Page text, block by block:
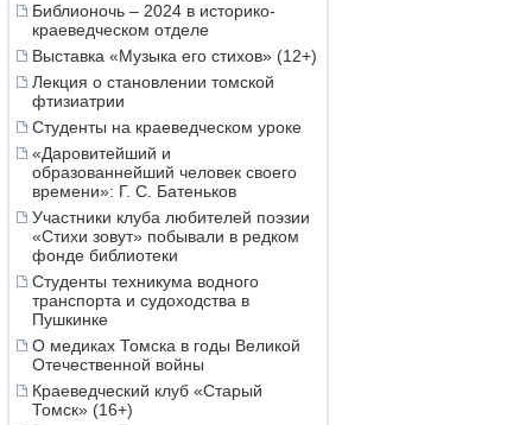
Библионочь – 2024 в историко-
краеведческом отделе
Выставка «Музыка его стихов» (12+)
Лекция о становлении томской
фтизиатрии
Студенты на краеведческом уроке
«Даровитейший и
образованнейший человек своего
времени»: Г. С. Батеньков
Участники клуба любителей поэзии
«Стихи зовут» побывали в редком
фонде библиотеки
Студенты техникума водного
транспорта и судоходства в
Пушкинке
О медиках Томска в годы Великой
Отечественной войны
Краеведческий клуб «Старый
Томск» (16+)